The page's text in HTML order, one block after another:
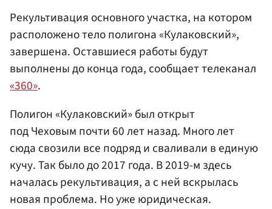
Рекультивация основного участка, на котором
расположено тело полигона «Кулаковский»,
завершена. Оставшиеся работы будут
выполнены до конца года, сообщает телеканал
«360».
Полигон «Кулаковский» был открыт
под Чеховым почти 60 лет назад. Много лет
сюда свозили все подряд и сваливали в единую
кучу. Так было до 2017 года. В 2019-м здесь
началась рекультивация, а с ней вскрылась
новая проблема. Но уже юридическая.